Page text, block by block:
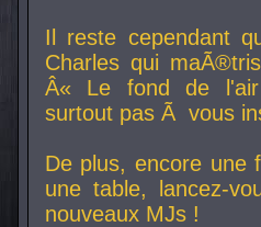
Il reste cependant
Charles qui
Â« Le fond de
surtout pas Ã vous
De plus, encore une
une table, lancez-
nouveaux MJs !